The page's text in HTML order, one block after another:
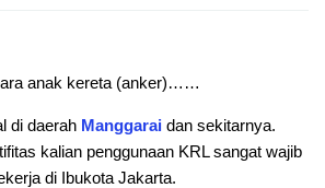
anak kereta (anker)……
di daerah Manggarai dan sekitarnya.
kalian penggunaan KRL sangat wajib
di Ibukota Jakarta.